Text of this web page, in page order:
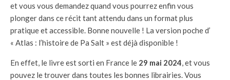
et vous vous demandez quand vous pourrez enfin vous
plonger dans ce récit tant attendu dans un format plus
pratique et accessible. Bonne nouvelle ! La version poche d’
« Atlas : l’histoire de Pa Salt » est déjà disponible !
En effet, le livre est sorti en France le 29 mai 2024 , et vous
pouvez le trouver dans toutes les bonnes librairies. Vous